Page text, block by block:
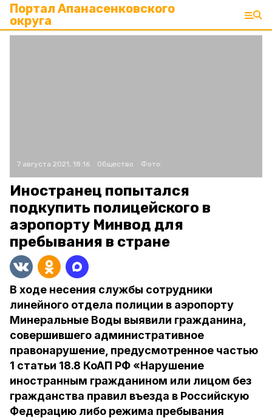
Портал Апанасенковского
округа
7 августа 2021, 18:16 Общество Фото:
Иностранец попытался
подкупить полицейского в
аэропорту Минвод для
пребывания в стране
В ходе несения службы сотрудники
линейного отдела полиции в аэропорту
Минеральные Воды выявили гражданина,
совершившего административное
правонарушение, предусмотренное частью
1 статьи 18.8 КоАП РФ «Нарушение
иностранным гражданином или лицом без
гражданства правил въезда в Российскую
Федерацию либо режима пребывания